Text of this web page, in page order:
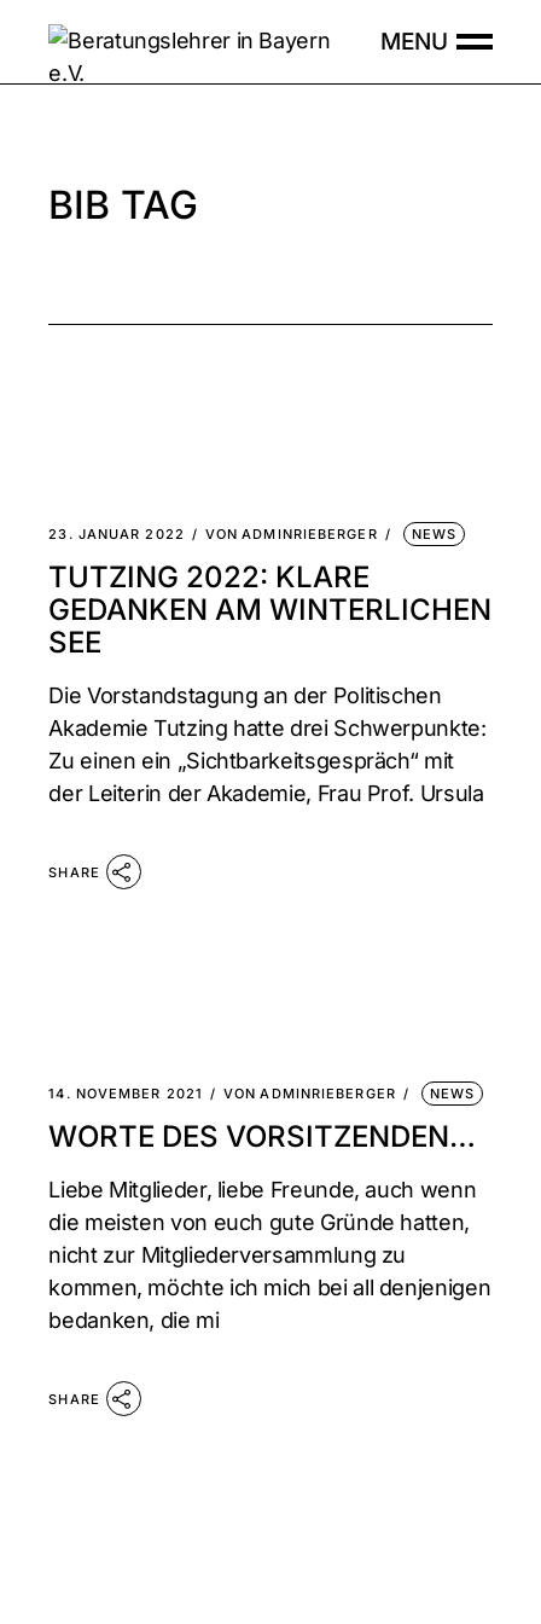
content
BIB TAG
23. JANUAR 2022 VON ADMINRIEBERGER NEWS
TUTZING 2022: KLARE
GEDANKEN AM WINTERLICHEN
SEE
Die Vorstandstagung an der Politischen
Akademie Tutzing hatte drei Schwerpunkte:
Zu einen ein „Sichtbarkeitsgespräch“ mit
der Leiterin der Akademie, Frau Prof. Ursula
SHARE
14. NOVEMBER 2021 VON ADMINRIEBERGER NEWS
WORTE DES VORSITZENDEN…
Liebe Mitglieder, liebe Freunde, auch wenn
die meisten von euch gute Gründe hatten,
nicht zur Mitgliederversammlung zu
kommen, möchte ich mich bei all denjenigen
bedanken, die mi
SHARE